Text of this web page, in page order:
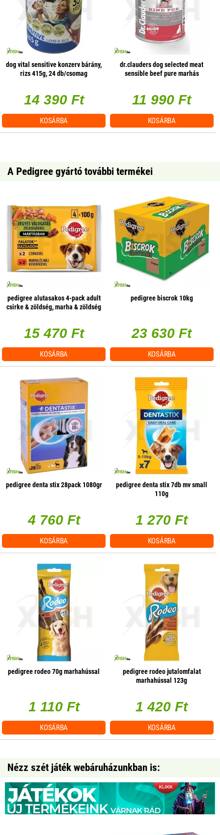
dog vital sensitive konzerv bárány,
rizs 415g, 24 db/csomag
14 390 Ft
KOSÁRBA
dr.clauders dog selected meat
sensible beef pure marhás
11 990 Ft
KOSÁRBA
A Pedigree gyártó további termékei
pedigree alutasakos 4-pack adult
csirke & zöldség, marha & zöldség
15 470 Ft
KOSÁRBA
pedigree biscrok 10kg
23 630 Ft
KOSÁRBA
pedigree denta stix 28pack 1080gr
4 760 Ft
KOSÁRBA
pedigree denta stix 7db mv small
110g
1 270 Ft
KOSÁRBA
pedigree rodeo 70g marhahússal
1 110 Ft
KOSÁRBA
pedigree rodeo jutalomfalat
marhahússal 123g
1 420 Ft
KOSÁRBA
Nézz szét játék webáruházunkban is: